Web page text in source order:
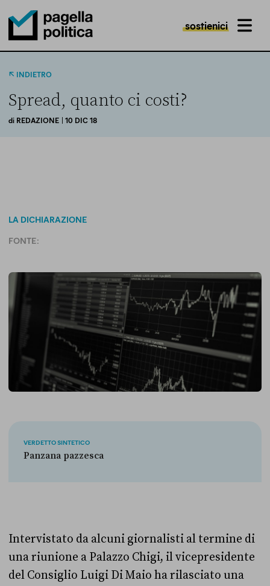
Pagella Politica Logo
sostienici MENU
INDIETRO
Spread, quanto ci costi?
di REDAZIONE | 10 DIC 18
LA DICHIARAZIONE
FONTE:
VERDETTO SINTETICO
Panzana pazzesca
Intervistato da alcuni giornalisti al termine di
una riunione a Palazzo Chigi, il vicepresidente
del Consiglio Luigi Di Maio ha rilasciato una